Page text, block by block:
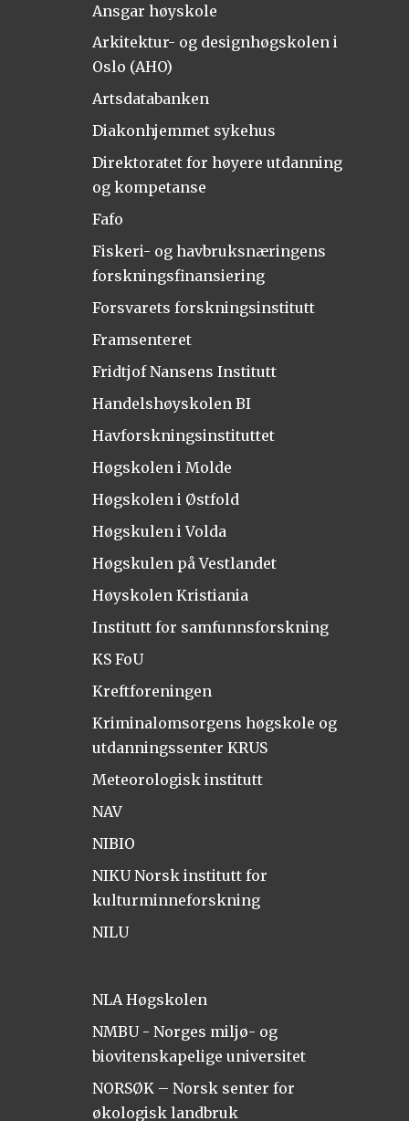
Ansgar høyskole
Arkitektur- og designhøgskolen i
Oslo (AHO)
Artsdatabanken
Diakonhjemmet sykehus
Direktoratet for høyere utdanning
og kompetanse
Fafo
Fiskeri- og havbruksnæringens
forskningsfinansiering
Forsvarets forskningsinstitutt
Framsenteret
Fridtjof Nansens Institutt
Handelshøyskolen BI
Havforskningsinstituttet
Høgskolen i Molde
Høgskolen i Østfold
Høgskulen i Volda
Høgskulen på Vestlandet
Høyskolen Kristiania
Institutt for samfunnsforskning
KS FoU
Kreftforeningen
Kriminalomsorgens høgskole og
utdanningssenter KRUS
Meteorologisk institutt
NAV
NIBIO
NIKU Norsk institutt for
kulturminneforskning
NILU
NLA Høgskolen
NMBU - Norges miljø- og
biovitenskapelige universitet
NORSØK – Norsk senter for
økologisk landbruk